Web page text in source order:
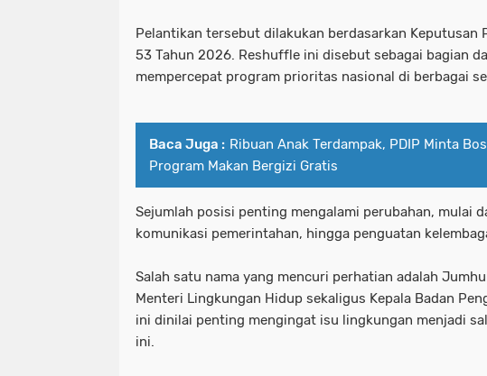
Pelantikan tersebut dilakukan berdasarkan Keputusan
53 Tahun 2026. Reshuffle ini disebut sebagai bagian
mempercepat program prioritas nasional di berbagai
Baca Juga : Ribuan Anak Terdampak, PDIP Minta
Program Makan Bergizi Gratis
Sejumlah posisi penting mengalami perubahan, mulai
komunikasi pemerintahan, hingga penguatan
Salah satu nama yang mencuri perhatian adalah
Menteri Lingkungan Hidup sekaligus Kepala Badan
ini dinilai penting mengingat isu lingkungan menjadi
ini.